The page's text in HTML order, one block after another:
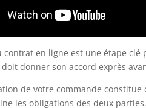
contrat en ligne est une étape
donner son accord exprès
de votre commande
les obligations des deux